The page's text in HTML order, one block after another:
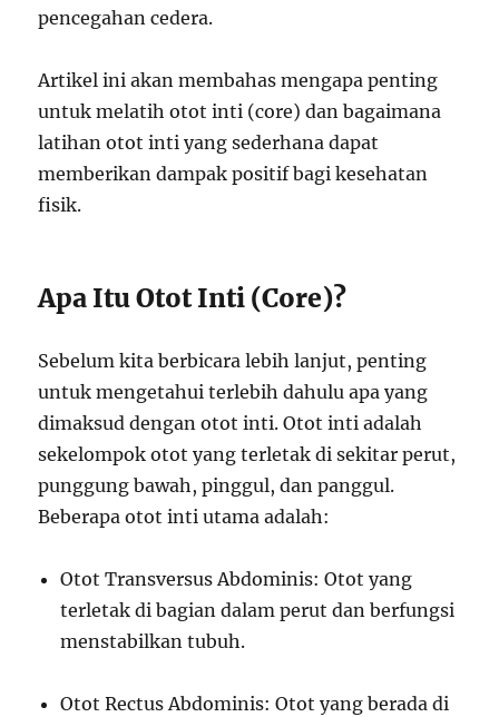
pencegahan cedera.
Artikel ini akan membahas mengapa penting
untuk melatih otot inti (core) dan bagaimana
latihan otot inti yang sederhana dapat
memberikan dampak positif bagi kesehatan
fisik.
Apa Itu Otot Inti (Core)?
Sebelum kita berbicara lebih lanjut, penting
untuk mengetahui terlebih dahulu apa yang
dimaksud dengan otot inti. Otot inti adalah
sekelompok otot yang terletak di sekitar perut,
punggung bawah, pinggul, dan panggul.
Beberapa otot inti utama adalah:
Otot Transversus Abdominis: Otot yang
terletak di bagian dalam perut dan berfungsi
menstabilkan tubuh.
Otot Rectus Abdominis: Otot yang berada di